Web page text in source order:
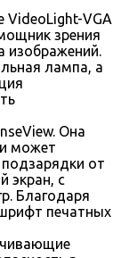
VideoLight-VGA
зрения
изображений.
лампа, а
Она
может
подзарядки от
экран, с
Благодаря
печатных